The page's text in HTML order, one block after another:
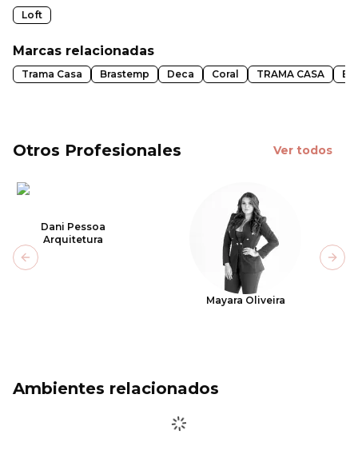
Loft
Marcas relacionadas
Trama Casa Brastemp Deca Coral TRAMA CASA
Otros Profesionales Ver todos
Dani Pessoa
Arquitetura
Mayara Oliveira
Previous slide
Ambientes relacionados